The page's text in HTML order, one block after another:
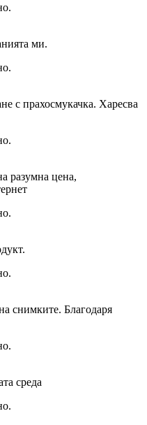
ми.
с прахосмукачка. Харесва
разумна цена,
снимките. Благодаря
среда